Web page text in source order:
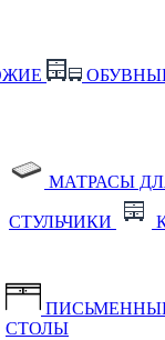
МАТРАСЫ
СТУЛЬЧИКИ
СТОЛЫ